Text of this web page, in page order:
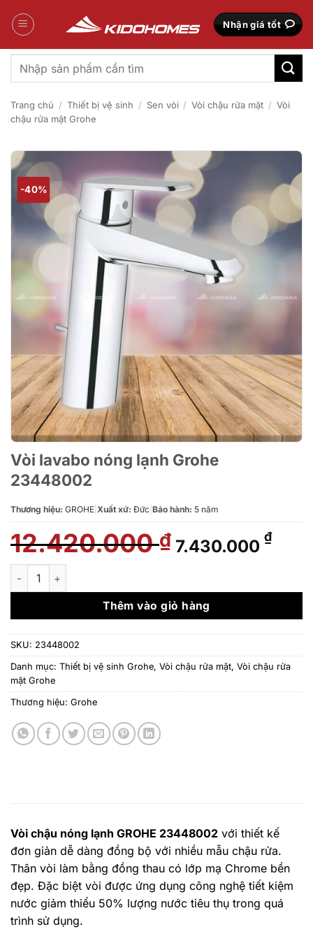
qua
Nhận giá tốt
Tìm
kiếm:
Trang chủ / Thiết bị vệ sinh / Sen vòi / Vòi chậu rửa mặt / Vòi
chậu rửa mặt Grohe
-40%
Vòi lavabo nóng lạnh Grohe
23448002
Thương hiệu: GROHE Xuất xứ: Đức Bảo hành: 5 năm
12.420.000₫ Giá
gốc
12.420.000 ₫.
7.430.000 ₫Giá
là:
Vòi lavabo nóng lạnh Grohe 23448002 số lượng
Thêm vào giỏ hàng
SKU: 23448002
Danh mục: Thiết bị vệ sinh Grohe, Vòi chậu rửa mặt, Vòi chậu rửa
mặt Grohe
Thương hiệu: Grohe
Vòi chậu nóng lạnh GROHE 23448002 với thiết kế
đơn giản dễ dàng đồng bộ với nhiều mẫu chậu rửa.
Thân vòi làm bằng đồng thau có lớp mạ Chrome bền
đẹp. Đặc biệt vòi được ứng dụng công nghệ tiết kiệm
nước giảm thiểu 50% lượng nước tiêu thụ trong quá
trình sử dụng.